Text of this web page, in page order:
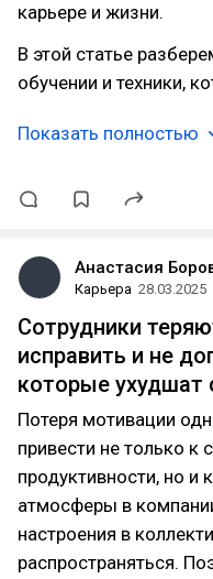
карьере и жизни.
В этой статье
обучении и техники,
Показать полностью
Анастасия
Карьера 28.03.2025
Сотрудники
исправить и не
которые ухудшат
Потеря мотивации
привести не только к
продуктивности, но
атмосферы в
настроения в
распространяться.